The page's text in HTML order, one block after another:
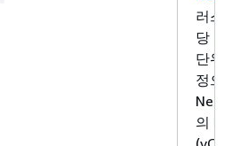
러스
당
단위
정으
의 메